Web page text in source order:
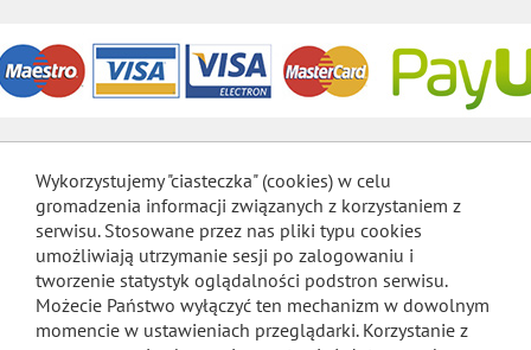
Wykorzystujemy "ciasteczka" (cookies) w celu
gromadzenia informacji związanych z korzystaniem z
serwisu. Stosowane przez nas pliki typu cookies
umożliwiają utrzymanie sesji po zalogowaniu i
tworzenie statystyk oglądalności podstron serwisu.
Możecie Państwo wyłączyć ten mechanizm w dowolnym
momencie w ustawieniach przeglądarki. Korzystanie z